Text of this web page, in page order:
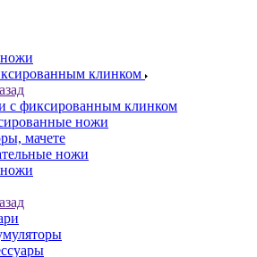
клинком
с фиксированным клинком
ножи
мачете
ножи